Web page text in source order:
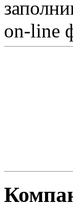
on-line